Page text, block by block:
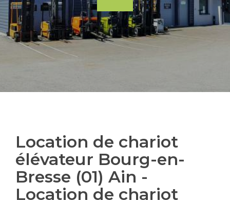
Location de chariot
élévateur Bourg-en-
Bresse (01) Ain -
Location de chariot